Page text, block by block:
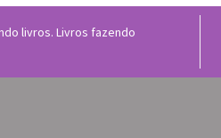
livros. Livros fazendo